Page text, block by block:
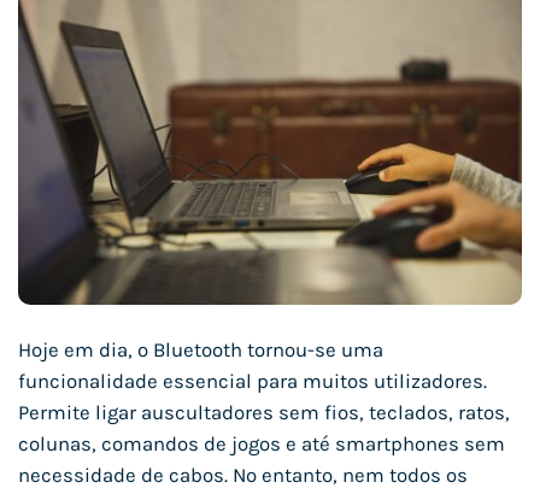
Hoje em dia, o Bluetooth tornou-se uma
funcionalidade essencial para muitos utilizadores.
Permite ligar auscultadores sem fios, teclados, ratos,
colunas, comandos de jogos e até smartphones sem
necessidade de cabos. No entanto, nem todos os